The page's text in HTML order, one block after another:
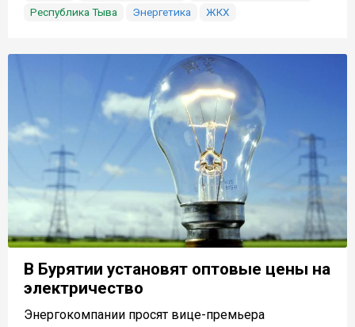
Республика Тыва
Энергетика ЖКХ
В Бурятии установят оптовые цены на
электричество
Энергокомпании просят вице-премьера